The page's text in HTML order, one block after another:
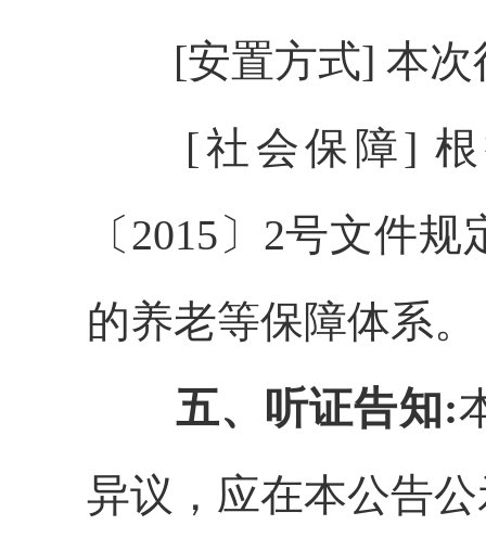
[安置方式] 本
[社会保障]
〔2015〕2号文件
的养老等保障体系。
五、听证告知:
异议， 应在本公告